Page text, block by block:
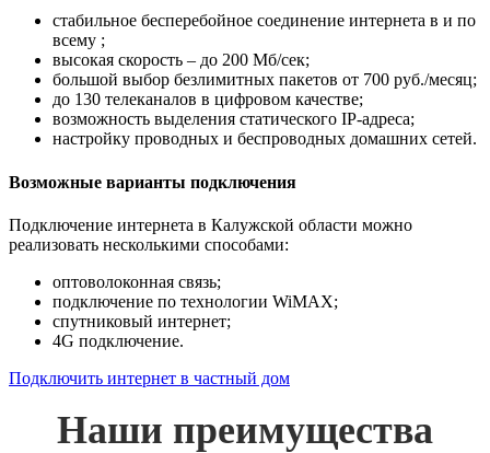
стабильное бесперебойное соединение интернета в и по
всему ;
высокая скорость – до 200 Мб/сек;
большой выбор безлимитных пакетов от 700 руб./месяц;
до 130 телеканалов в цифровом качестве;
возможность выделения статического IP-адреса;
настройку проводных и беспроводных домашних сетей.
Возможные варианты подключения
Подключение интернета в Калужской области можно
реализовать несколькими способами:
оптоволоконная связь;
подключение по технологии WiMAX;
спутниковый интернет;
4G подключение.
Подключить интернет в частный дом
Наши преимущества